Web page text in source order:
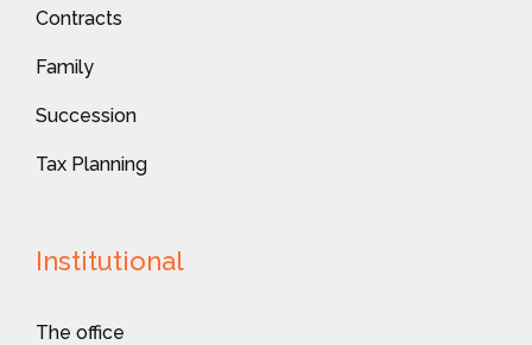
Contracts
Family
Succession
Tax Planning
Institutional
The office